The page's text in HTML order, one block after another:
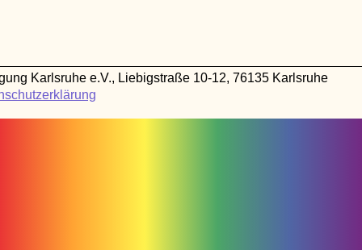
Karlsruhe e.V., Liebigstraße 10-12, 76135 Karlsruhe